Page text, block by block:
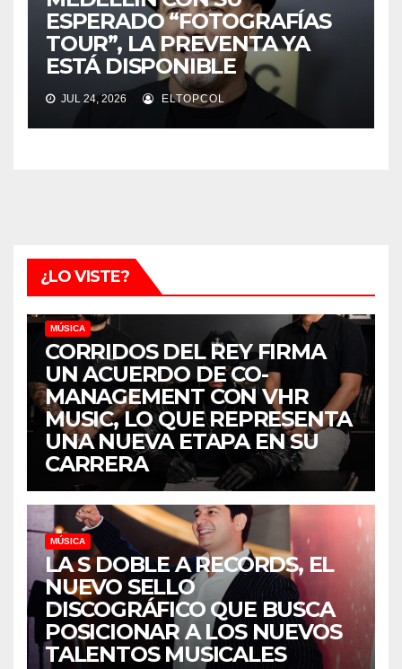
ESPERADO “FOTOGRAFÍAS
TOUR”, LA PREVENTA YA
ESTÁ DISPONIBLE
JUL 24, 2026 ELTOPCOL
¿LO VISTE?
MÚSICA
CORRIDOS DEL REY FIRMA
UN ACUERDO DE CO-
MANAGEMENT CON VHR
MUSIC, LO QUE REPRESENTA
UNA NUEVA ETAPA EN SU
CARRERA
MÚSICA
LA S DOBLE A RECORDS, EL
NUEVO SELLO
DISCOGRÁFICO QUE BUSCA
POSICIONAR A LOS NUEVOS
TALENTOS MUSICALES